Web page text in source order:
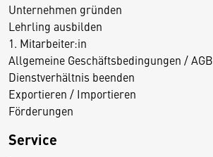
Unternehmen gründen
Lehrling ausbilden
1. Mitarbeiter:in
Allgemeine Geschäftsbedingungen / AGB
Dienstverhältnis beenden
Exportieren / Importieren
Förderungen
Service